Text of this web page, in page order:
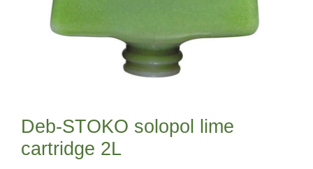
Deb-STOKO solopol lime
cartridge 2L